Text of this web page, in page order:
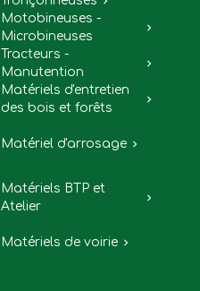
Motobineuses -
Microbineuses

Tracteurs -
Manutention

Matériels d'entretien
des bois et forêts

Matériel d'arrosage 
Matériels BTP et
Atelier

Matériels de voirie 